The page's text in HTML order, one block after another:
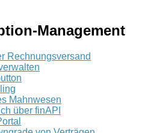
Management
Rechnungsversand
Mahnwesen
über finAPI